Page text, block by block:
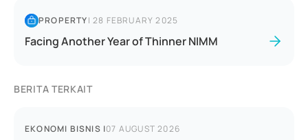
PROPERTY|28 FEBRUARY 2025
Facing Another Year of Thinner NIMM
BERITA TERKAIT
EKONOMI BISNIS |07 AUGUST 2026